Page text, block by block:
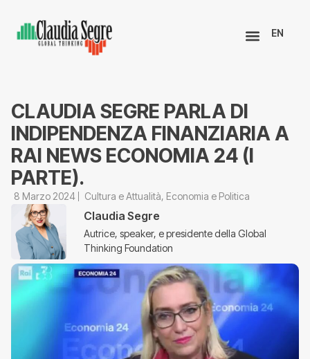
EN
CLAUDIA SEGRE PARLA DI
INDIPENDENZA FINANZIARIA A
RAI NEWS ECONOMIA 24 (I
PARTE).
8 Marzo 2024 Cultura e Attualità, Economia e Politica
Claudia Segre
Autrice, speaker, e presidente della Global
Thinking Foundation